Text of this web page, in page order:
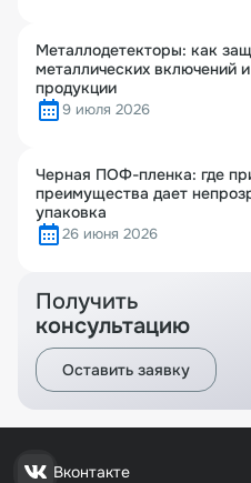
Металлодетекторы: как
металлических включений
продукции
9 июля 2026
Черная ПОФ-пленка: где
преимущества дает
упаковка
26 июня 2026
Получить
консультацию
Оставить заявку
Вконтакте